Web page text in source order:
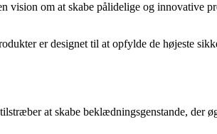
vision om at skabe pålidelige og innovative
er designet til at opfylde de højeste
at skabe beklædningsgenstande, der